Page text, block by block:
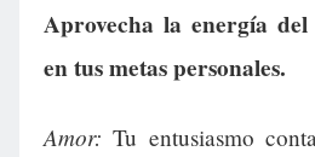
Aprovecha la energía
en tus metas personales.
Amor: Tu entusiasmo